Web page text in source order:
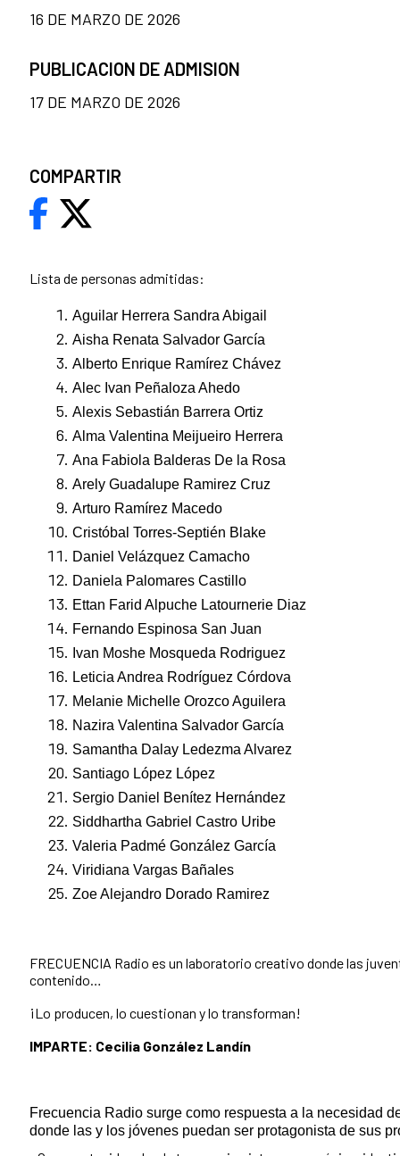
Lista de personas admitidas:
Aguilar Herrera Sandra Abigail
Aisha Renata Salvador García
Alberto Enrique Ramírez Chávez
Alec Ivan Peñaloza Ahedo
Alexis Sebastián Barrera Ortiz
Alma Valentina Meijueiro Herrera
Ana Fabiola Balderas De la Rosa
Arely Guadalupe Ramirez Cruz
Arturo Ramírez Macedo
Cristóbal Torres-Septién Blake
Daniel Velázquez Camacho
Daniela Palomares Castillo
Ettan Farid Alpuche Latournerie Diaz
Fernando Espinosa San Juan
Ivan Moshe Mosqueda Rodriguez
Leticia Andrea Rodríguez Córdova
Melanie Michelle Orozco Aguilera
Nazira Valentina Salvador García
Samantha Dalay Ledezma Alvarez
Santiago López López
Sergio Daniel Benítez Hernández
Siddhartha Gabriel Castro Uribe
Valeria Padmé González García
Viridiana Vargas Bañales
Zoe Alejandro Dorado Ramirez
FRECUENCIA Radio es un laboratorio creativo donde las
contenido…
¡Lo producen, lo cuestionan y lo transforman!
IMPARTE: Cecilia González Landín
Frecuencia Radio surge como respuesta a la necesidad
donde las y los jóvenes puedan ser protagonista de sus
16 DE MARZO DE 2026
PUBLICACION DE ADMISION
17 DE MARZO DE 2026
COMPARTIR